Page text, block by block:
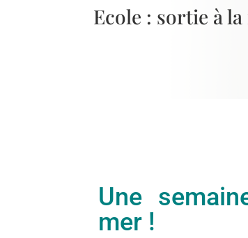
Ecole : sortie à
Une
mer !